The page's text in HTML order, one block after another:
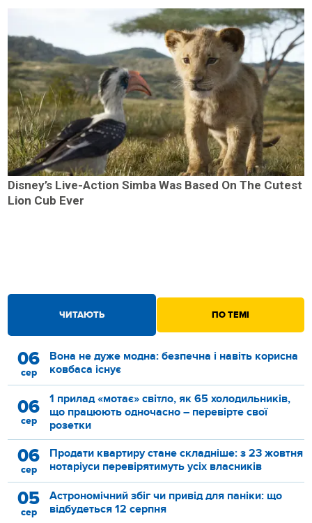
ЧИТАЮТЬ ПО ТЕМІ
06
сер
Вона не дуже модна: безпечна і навіть корисна
ковбаса існує
06
сер
1 прилад «мотає» світло, як 65 холодильників,
що працюють одночасно – перевірте свої
розетки
06
сер
Продати квартиру стане складніше: з 23 жовтня
нотаріуси перевірятимуть усіх власників
05
сер
Астрономічний збіг чи привід для паніки: що
відбудеться 12 серпня
Disney’s Live-Action Simba Was Based On The Cutest
Lion Cub Ever